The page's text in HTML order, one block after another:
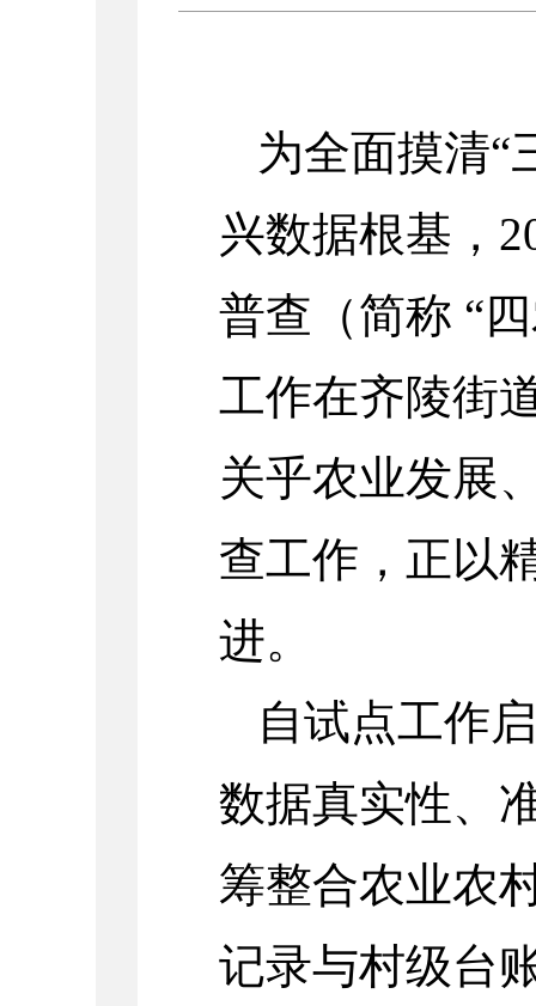
为全面摸清“
兴数据根基，
普查（简称 “
工作在齐陵街
关乎农业发展
查工作，正以
进。
自试点工作
数据真实性、
筹整合农业农
记录与村级台